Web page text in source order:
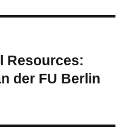
Resources:
der FU Berlin